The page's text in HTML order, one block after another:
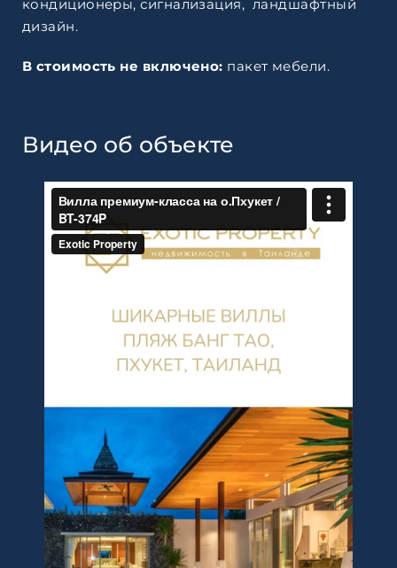
кондиционеры, сигнализация, ландшафтный
дизайн.
В стоимость не включено: пакет мебели.
Видео об объекте